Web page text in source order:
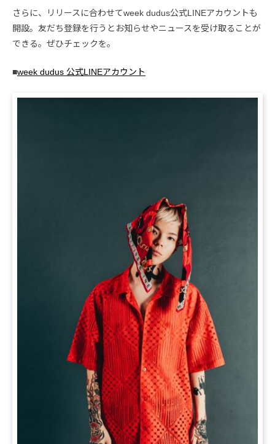
さらに、リリースに合わせてweek dudus公式LINEアカウントも
開設。友だち登録を行うとお知らせやニュースを受け取ることが
できる。ぜひチェックを。
■week dudus 公式LINEアカウント